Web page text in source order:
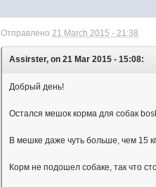
Отправлено21 March 2015 - 21:38
Assirster, on 21 Mar 2015 - 15:08:
Добрый день!
Остался мешок корма для собак
В мешке даже чуть больше, чем 15
Корм не подошел собаке, так что